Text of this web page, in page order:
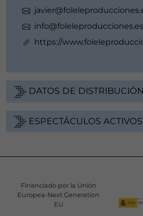
info@foleleproducciones.es
https://
DATOS DE DISTRIBUCIÓN
ESPECTÁCULOS ACTIVOS
Financiado por la Unión
Europea-Next Generation
EU